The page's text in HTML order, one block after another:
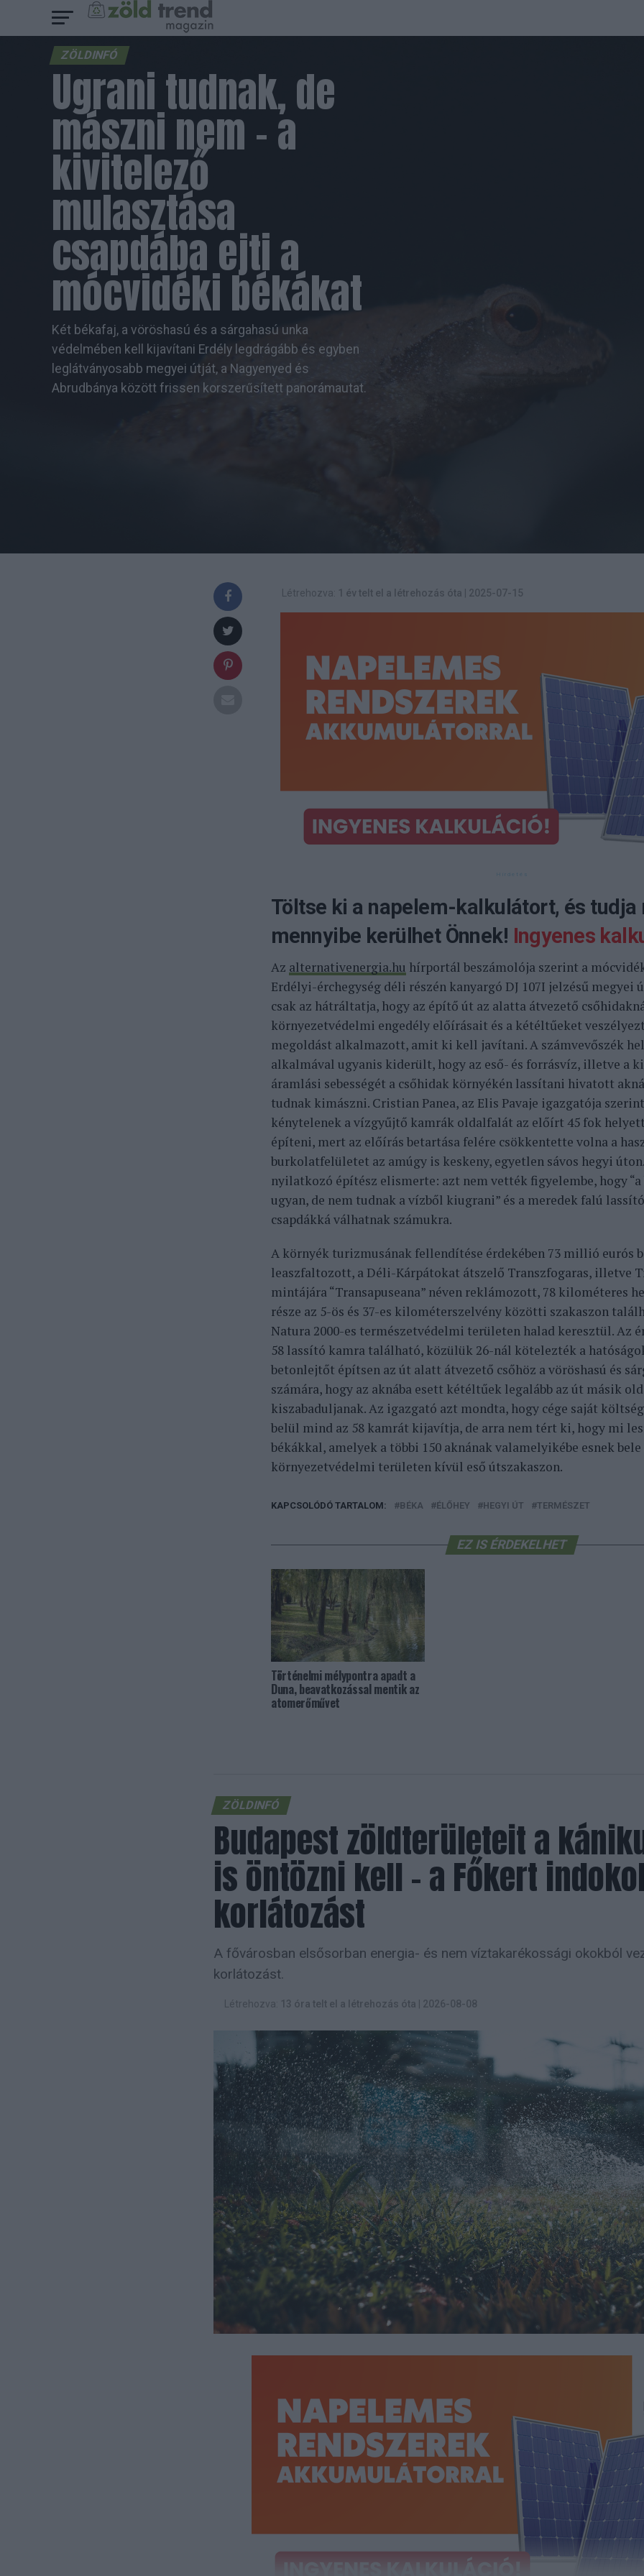
ZÖLDINFÓ
Ugrani tudnak, de
mászni nem – a
kivitelező
mulasztása
csapdába ejti a
mócvidéki békákat
Két békafaj, a vöröshasú és a sárgahasú unka
védelmében kell kijavítani Erdély legdrágább és egyben
leglátványosabb megyei útját, a Nagyenyed és
Abrudbánya között frissen korszerűsített panorámautat.
Létrehozva: 1 év telt el a létrehozás óta 2025-07-15
Töltse ki a napelem-kalkulátort, és tudja
mennyibe kerülhet Önnek! Ingyenes
Az alternativenergia.hu hírportál beszámolója szerint a
Erdélyi-érchegység déli részén kanyargó DJ 107I jelzésű megyei
csak az hátráltatja, hogy az építő út az alatta átvezető
környezetvédelmi engedély előírásait és a kétéltűeket
megoldást alkalmazott, amit ki kell javítani. A számvevőszék
alkalmával ugyanis kiderült, hogy az eső- és forrásvíz, illetve a
áramlási sebességét a csőhidak környékén lassítani hivatott
tudnak kimászni. Cristian Panea, az Elis Pavaje igazgatója
kénytelenek a vízgyűjtő kamrák oldalfalát az előírt 45 fok
építeni, mert az előírás betartása felére csökkentette volna a
burkolatfelületet az amúgy is keskeny, egyetlen sávos hegyi
nyilatkozó építész elismerte: azt nem vették figyelembe, hogy
ugyan, de nem tudnak a vízből kiugrani” és a meredek falú
csapdákká válhatnak számukra.
A környék turizmusának fellendítése érdekében 73 millió eurós
leaszfaltozott, a Déli-Kárpátokat átszelő Transzfogaras, illetve
mintájára “Transapuseana” néven reklámozott, 78 kilométeres
része az 5-ös és 37-es kilométerszelvény közötti szakaszon
Natura 2000-es természetvédelmi területen halad keresztül. Az
58 lassító kamra található, közülük 26-nál kötelezték a
betonlejtőt építsen az út alatt átvezető csőhöz a vöröshasú és
számára, hogy az aknába esett kétéltűek legalább az út másik
kiszabaduljanak. Az igazgató azt mondta, hogy cége saját
belül mind az 58 kamrát kijavítja, de arra nem tért ki, hogy mi
békákkal, amelyek a többi 150 aknának valamelyikébe esnek bele
környezetvédelmi területen kívül eső útszakaszon.
KAPCSOLÓDÓ TARTALOM: BÉKA ÉLŐHEY HEGYI ÚT TERMÉSZET
EZ IS ÉRDEKELHET
Történelmi mélypontra apadt a
Duna, beavatkozással mentik az
atomerőművet
ZÖLDINFÓ
Budapest zöldterületeit a
is öntözni kell – a Főkert
korlátozást
A fővárosban elsősorban energia- és nem víztakarékossági okokból
korlátozást.
Létrehozva: 13 óra telt el a létrehozás óta 2026-08-08